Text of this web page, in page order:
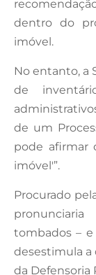
dentro do
imóvel.
No entanto, a
de
de um
pode afirmar
imóvel'”.
Procurado
tombados –
desestimula a
da Defensoria